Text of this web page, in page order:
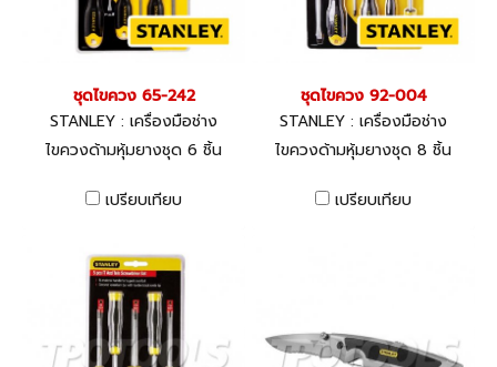
ชุดไขควง 65-242
STANLEY : เครื่องมือช่าง
ไขควงด้ามหุ้มยางชุด 6 ชิ้น
เปรียบเทียบ
ชุดไขควง 92-004
STANLEY : เครื่องมือช่าง
ไขควงด้ามหุ้มยางชุด 8 ชิ้น
เปรียบเทียบ